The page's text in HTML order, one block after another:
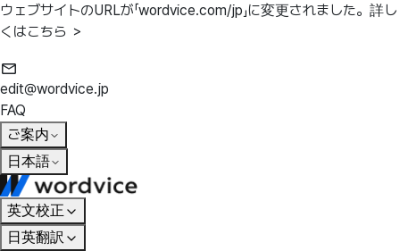
ウェブサイトのURLが「wordvice.com/jp」に変更されました。 詳し
くはこちら ＞
edit@wordvice.jp
FAQ
ご案内
日本語
英文校正
日英翻訳